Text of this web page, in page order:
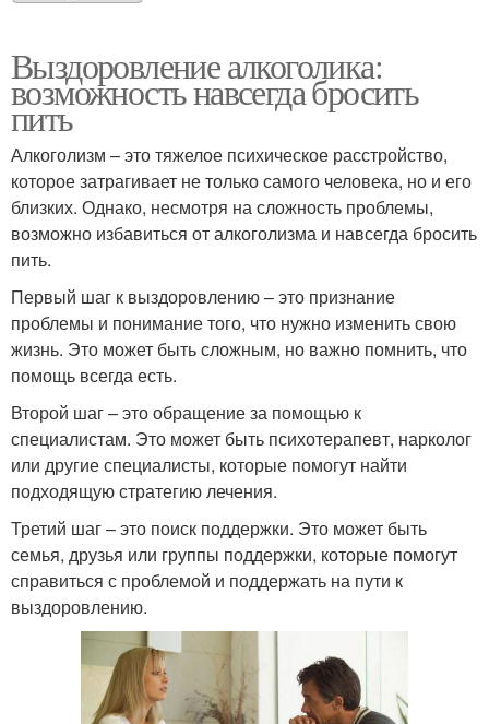
Выздоровление алкоголика:
возможность навсегда бросить
пить
Алкоголизм – это тяжелое психическое расстройство,
которое затрагивает не только самого человека, но и его
близких. Однако, несмотря на сложность проблемы,
возможно избавиться от алкоголизма и навсегда бросить
пить.
Первый шаг к выздоровлению – это признание
проблемы и понимание того, что нужно изменить свою
жизнь. Это может быть сложным, но важно помнить, что
помощь всегда есть.
Второй шаг – это обращение за помощью к
специалистам. Это может быть психотерапевт, нарколог
или другие специалисты, которые помогут найти
подходящую стратегию лечения.
Третий шаг – это поиск поддержки. Это может быть
семья, друзья или группы поддержки, которые помогут
справиться с проблемой и поддержать на пути к
выздоровлению.